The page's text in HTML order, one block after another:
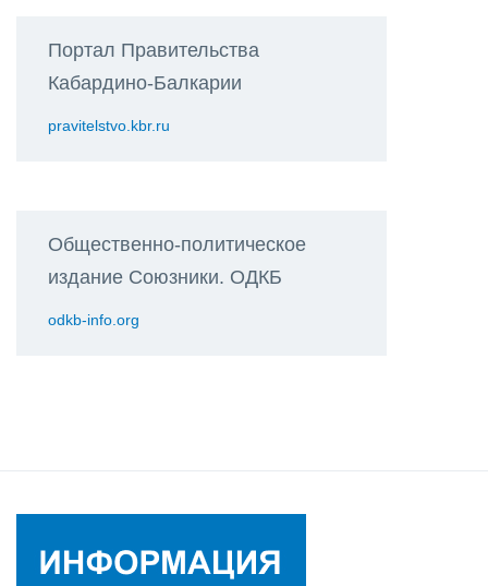
Портал Правительства
Кабардино-Балкарии
pravitelstvo.kbr.ru
Общественно-политическое
издание Союзники. ОДКБ
odkb-info.org